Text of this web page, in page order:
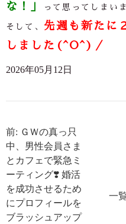
な！」
って思ってしまい
そして、 先週も新たに
しました(^O^)／
2026年05月12日
前: ＧＷの真っ只
中、男性会員さま
とカフェで緊急ミ
ーティング❣️ 婚活
を成功させるため
にプロフィールを
ブラッシュアップ
一